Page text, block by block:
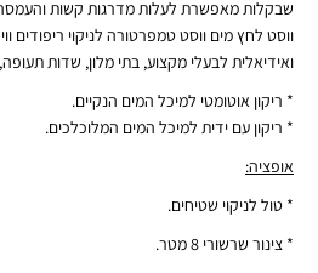
שבקלות מאפשרת לעלות מדרגות קשות
ווסט לחץ מים ווסט טמפרטורה לניקוי ריפודים
ואידיאלית לבעלי מקצוע, בתי מלון, שדות תעופה,
* ריקון אוטומטי למיכל המים הנקיים.
* ריקון עם ידית למיכל המים המלוכלכים.
אופציה:
* טול לניקוי שטיחים.
* צינור שרשורי 8 מטר.